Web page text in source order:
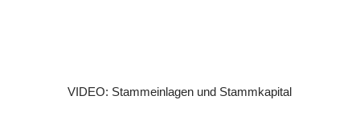
VIDEO: Stammeinlagen und Stammkapital